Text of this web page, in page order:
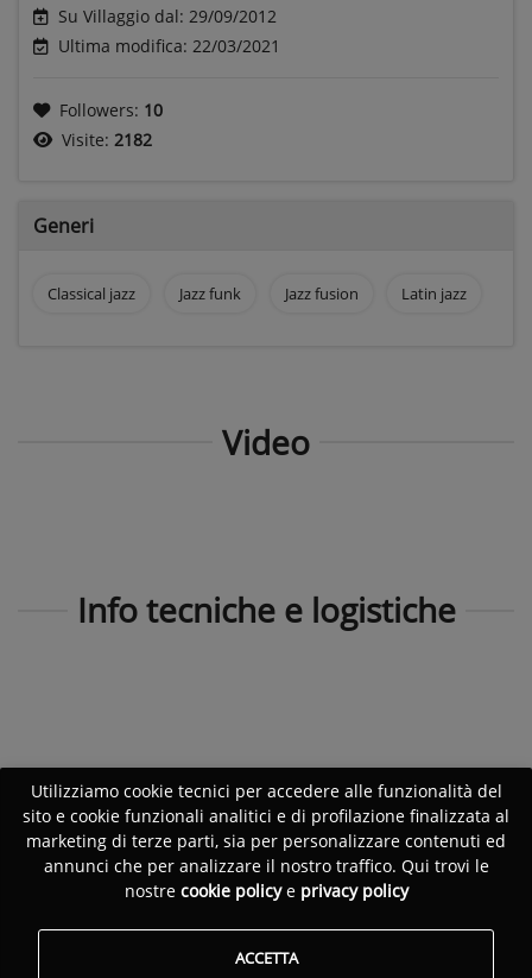
Su Villaggio dal: 29/09/2012
Ultima modifica: 22/03/2021
Followers: 10
Visite: 2182
Generi
Classical jazz Jazz funk Jazz fusion Latin jazz
Video
Info tecniche e logistiche
Utilizziamo cookie tecnici per accedere alle funzionalità del
sito e cookie funzionali analitici e di profilazione finalizzata al
marketing di terze parti, sia per personalizzare contenuti ed
annunci che per analizzare il nostro traffico. Qui trovi le
nostre cookie policye privacy policy
ACCETTA